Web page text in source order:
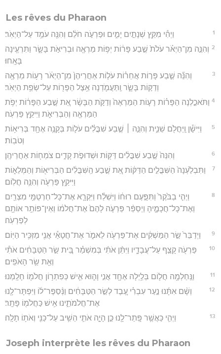
Les rêves du Pharaon
1 וַיְהִ֕י מִקֵּ֖ץ שְׁנָתַ֣יִם יָמִ֑ים וּפַרְעֹ֣ה חֹלֵ֔ם וְהִנֵּ֖ה עֹמֵ֥ד עַל־הַיְאֹֽר׃
2 וְהִנֵּ֣ה מִן־הַיְאֹ֗ר עֹלֹת֙ שֶׁ֣בַע פָּר֔וֹת יְפ֥וֹת מַרְאֶ֖ה וּבְרִיאֹ֣ת בָּשָׂ֑ר וַתִּרְעֶ֖ינָה
בָּאָֽחוּ׃
3
וְהִנֵּ֞ה שֶׁ֧בַע פָּר֣וֹת אֲחֵר֗וֹת עֹל֤וֹת אַחֲרֵיהֶן֙ מִן־הַיְאֹ֔ר רָע֥וֹת מַרְאֶ֖ה
וְדַקּ֣וֹת בָּשָׂ֑ר וַֽתַּעֲמֹ֛דְנָה אֵ֥צֶל הַפָּר֖וֹת עַל־שְׂפַ֥ת הַיְאֹֽר׃
4 וַתֹּאכַ֣לְנָה הַפָּר֗וֹת רָע֤וֹת הַמַּרְאֶה֙ וְדַקֹּ֣ת הַבָּשָׂ֔ר אֵ֚ת שֶׁ֣בַע הַפָּר֔וֹת יְפֹ֥ת
הַמַּרְאֶ֖ה וְהַבְּרִיאֹ֑ת וַיִּיקַ֖ץ פַּרְעֹֽה׃
5
וַיִּישָׁ֕ן וַֽיַּחֲלֹ֖ם שֵׁנִ֑ית וְהִנֵּ֣ה ׀ שֶׁ֣בַע שִׁבֳּלִ֗ים עֹל֛וֹת בְּקָנֶ֥ה אֶחָ֖ד בְּרִיא֥וֹת
וְטֹבֽוֹת׃
6 וְהִנֵּה֙ שֶׁ֣בַע שִׁבֳּלִ֔ים דַּקּ֖וֹת וּשְׁדוּפֹ֣ת קָדִ֑ים צֹמְח֖וֹת אַחֲרֵיהֶֽן׃
7
וַתִּבְלַ֙עְנָה֙ הַשִּׁבֳּלִ֣ים הַדַּקּ֔וֹת אֵ֚ת שֶׁ֣בַע הַֽשִּׁבֳּלִ֔ים הַבְּרִיא֖וֹת וְהַמְּלֵא֑וֹת
וַיִּיקַ֥ץ פַּרְעֹ֖ה וְהִנֵּ֥ה חֲלֽוֹם׃
8
וַיְהִ֤י בַבֹּ֙קֶר֙ וַתִּפָּ֣עֶם רוּח֔וֹ וַיִּשְׁלַ֗ח וַיִּקְרָ֛א אֶת־כָּל־חַרְטֻמֵּ֥י מִצְרַ֖יִם
וְאֶת־כָּל־חֲכָמֶ֑יהָ וַיְסַפֵּ֨ר פַּרְעֹ֤ה לָהֶם֙ אֶת־חֲלֹמ֔וֹ וְאֵין־פּוֹתֵ֥ר אוֹתָ֖ם
לְפַרְעֹֽה׃
9 וַיְדַבֵּר֙ שַׂ֣ר הַמַּשְׁקִ֔ים אֶת־פַּרְעֹ֖ה לֵאמֹ֑ר אֶת־חֲטָאַ֕י אֲנִ֖י מַזְכִּ֥יר הַיּֽוֹם׃
10
פַּרְעֹ֖ה קָצַ֣ף עַל־עֲבָדָ֑יו וַיִּתֵּ֨ן אֹתִ֜י בְּמִשְׁמַ֗ר בֵּ֚ית שַׂ֣ר הַטַּבָּחִ֔ים אֹתִ֕י
וְאֵ֖ת שַׂ֥ר הָאֹפִֽים׃
11 וַנַּֽחַלְמָ֥ה חֲל֛וֹם בְּלַ֥יְלָה אֶחָ֖ד אֲנִ֣י וָה֑וּא אִ֛ישׁ כְּפִתְר֥וֹן חֲלֹמ֖וֹ חָלָֽמְנוּ׃
12
וְשָׁ֨ם אִתָּ֜נוּ נַ֣עַר עִבְרִ֗י עֶ֚בֶד לְשַׂ֣ר הַטַּבָּחִ֔ים וַנְּ֨סַפֶּר־ל֔וֹ וַיִּפְתָּר־לָ֖נוּ
אֶת־חֲלֹמֹתֵ֑ינוּ אִ֥ישׁ כַּחֲלֹמ֖וֹ פָּתָֽר׃
13 וַיְהִ֛י כַּאֲשֶׁ֥ר פָּֽתַר־לָ֖נוּ כֵּ֣ן הָיָ֑ה אֹתִ֛י הֵשִׁ֥יב עַל־כַּנִּ֖י וְאֹת֥וֹ תָלָֽה׃
Joseph interprète les rêves du Pharaon